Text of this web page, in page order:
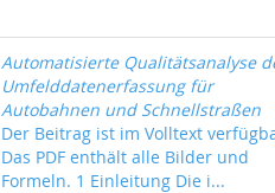
Automatisierte Qualitätsanalyse
Umfelddatenerfassung für
Autobahnen und Schnellstraßen
Der Beitrag ist im Volltext
Das PDF enthält alle Bilder und
Formeln. 1 Einleitung Die i...